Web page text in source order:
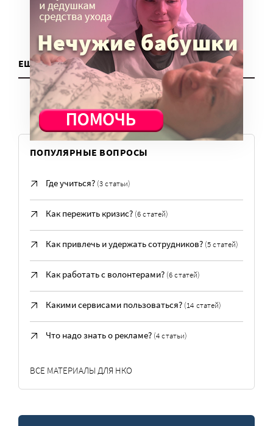
ЕЩЕ ДЛЯ НКО
ПОПУЛЯРНЫЕ ВОПРОСЫ
Где учиться? (3 статьи)
Как пережить кризис? (6 статей)
Как привлечь и удержать сотрудников? (5 статей)
Как работать с волонтерами? (6 статей)
Какими сервисами пользоваться? (14 статей)
Что надо знать о рекламе? (4 статьи)
ВСЕ МАТЕРИАЛЫ ДЛЯ НКО